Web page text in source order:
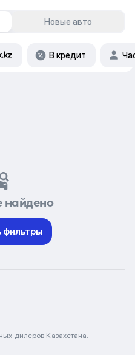
Новые авто
В кредит
найдено
фильтры
дилеров Казахстана.